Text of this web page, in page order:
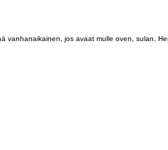
jos avaat mulle oven, sulan.